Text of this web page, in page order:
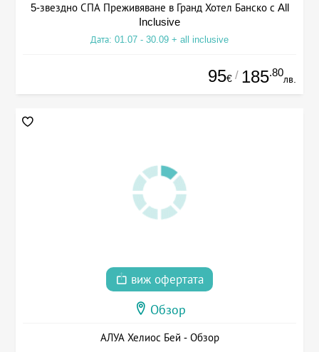
5-звездно СПА Преживяване в Гранд Хотел Банско с All
Inclusive
Дата: 01.07 - 30.09 + all inclusive
95€ / 185.80
лв.
виж офертата
Обзор
АЛУА Хелиос Бей - Обзор